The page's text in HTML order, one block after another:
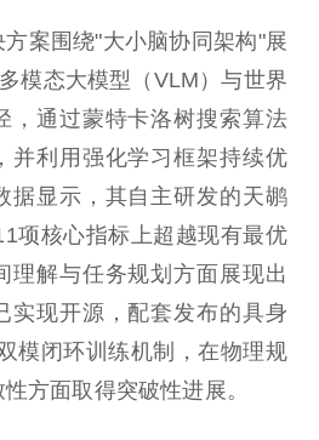
案围绕"大小脑协同架构"展
模态大模型（VLM）与世界
，通过蒙特卡洛树搜索算法
并利用强化学习框架持续优
据显示，其自主研发的天鹕
项核心指标上超越现有最优
理解与任务规划方面展现出
实现开源，配套发布的具身
模闭环训练机制，在物理规
方面取得突破性进展。